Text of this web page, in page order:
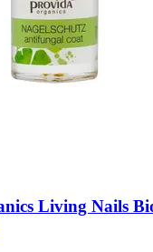
Living Nails